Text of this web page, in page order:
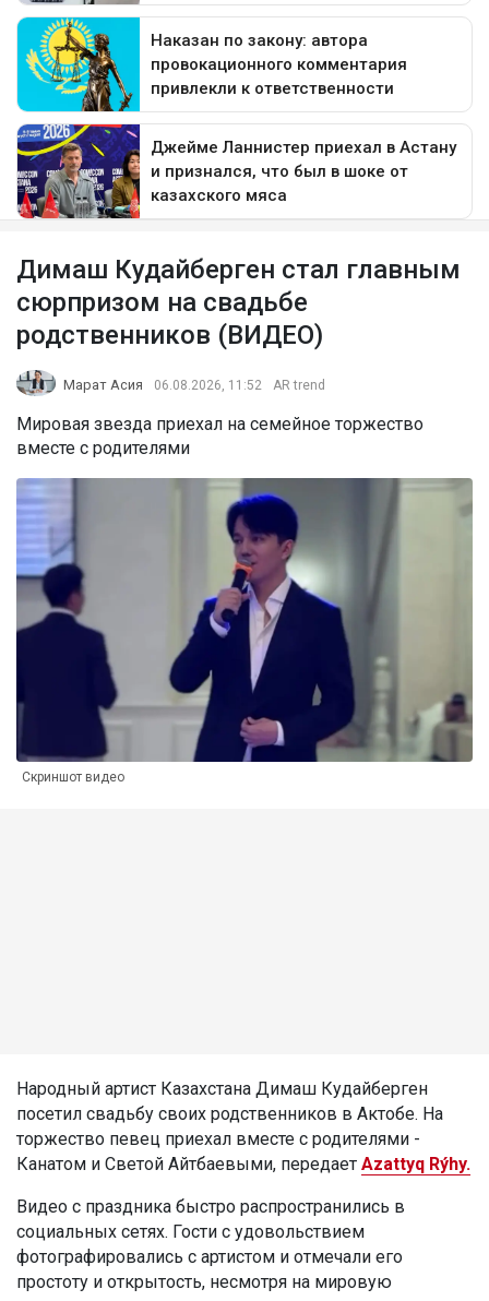
Димаш Кудайберген стал главным
сюрпризом на свадьбе
родственников (ВИДЕО)
Марат Асия 06.08.2026, 11:52 AR trend
Мировая звезда приехал на семейное торжество
вместе с родителями
Скриншот видео
Народный артист Казахстана Димаш Кудайберген
посетил свадьбу своих родственников в Актобе. На
торжество певец приехал вместе с родителями -
Канатом и Светой Айтбаевыми, передает Azattyq Rýhy.
Видео с праздника быстро распространились в
социальных сетях. Гости с удовольствием
фотографировались с артистом и отмечали его
простоту и открытость, несмотря на мировую